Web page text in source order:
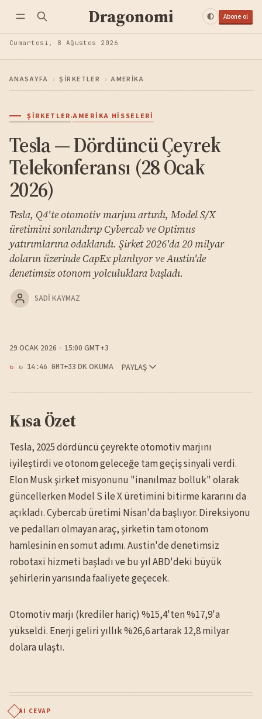
Dragonomi Abone ol
Cumartesi, 8 Ağustos 2026
ANASAYFA › ŞIRKETLER › AMERIKA
ŞIRKETLER·AMERIKA HISSELERI
Tesla — Dördüncü Çeyrek
Telekonferansı (28 Ocak
2026)
Tesla, Q4'te otomotiv marjını artırdı, Model S/X
üretimini sonlandırıp Cybercab ve Optimus
yatırımlarına odaklandı. Şirket 2026'da 20 milyar
doların üzerinde CapEx planlıyor ve Austin'de
denetimsiz otonom yolculuklara başladı.
SADI KAYMAZ
29 OCAK 2026 15:00 GMT+3
↻ 14:46 GMT+33 DK OKUMA PAYLAŞ
Kısa Özet
Tesla, 2025 dördüncü çeyrekte otomotiv marjını
iyileştirdi ve otonom geleceğe tam geçiş sinyali verdi.
Elon Musk şirket misyonunu "inanılmaz bolluk" olarak
güncellerken Model S ile X üretimini bitirme kararını da
açıkladı. Cybercab üretimi Nisan'da başlıyor. Direksiyonu
ve pedalları olmayan araç, şirketin tam otonom
hamlesinin en somut adımı. Austin'de denetimsiz
robotaxi hizmeti başladı ve bu yıl ABD'deki büyük
şehirlerin yarısında faaliyete geçecek.
Otomotiv marjı (krediler hariç) %15,4'ten %17,9'a
yükseldi. Enerji geliri yıllık %26,6 artarak 12,8 milyar
dolara ulaştı.
AI CEVAP